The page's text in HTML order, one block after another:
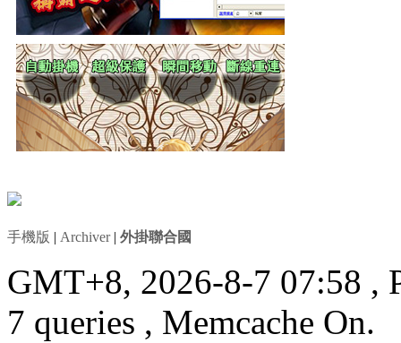
手機版 | Archiver| 外掛聯合國
GMT+8, 2026-8-7 07:58 ,
7 queries , Memcache On.